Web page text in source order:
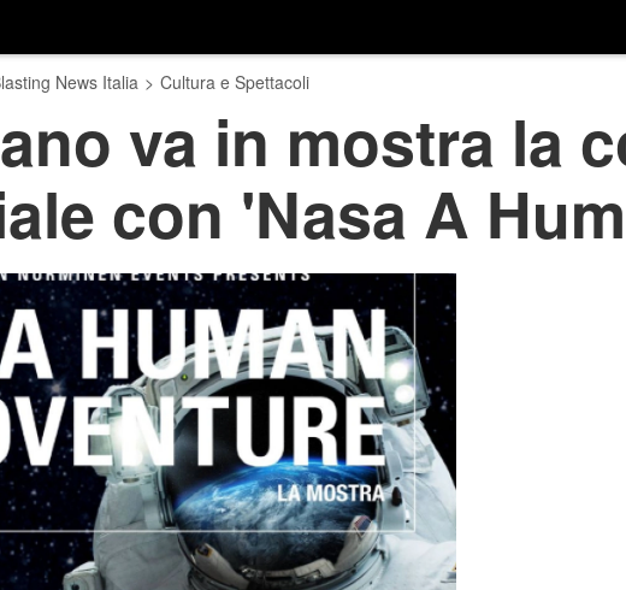
News Italia > Cultura e Spettacoli
va in mostra la
con 'Nasa A